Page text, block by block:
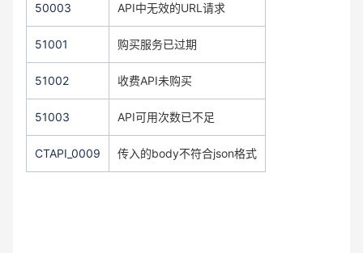
50003 API中无效的URL请求
51001 购买服务已过期
51002 收费API未购买
51003 API可用次数已不足
CTAPI_0009 传入的body不符合json格式